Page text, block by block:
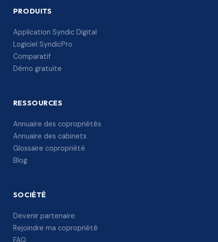
PRODUITS
Application Syndic Digital
Logiciel SyndicPro
Comparatif
Démo gratuite
RESSOURCES
Annuaire des copropriétés
Annuaire des cabinets
Glossaire copropriété
Blog
SOCIÉTÉ
Devenir partenaire
Rejoindre ma copropriété
FAQ